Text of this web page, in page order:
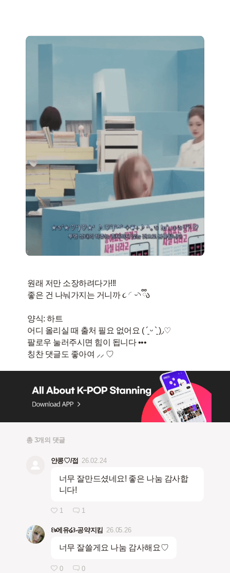
원래 저만 소장하려다가!!!
좋은 건 나눠가지는 거니까 ૮ ◜ᵕ◝ ྀིა
양식: 하트
어디 올리실 때 출처 필요 없어요 ( ´͈ ᵕ `͈ )◞♡
팔로우 눌러주시면 힘이 됩니다 •••
총 3개의 댓글
얀콩♡/접 26.02.24
너무 잘만드셨네요! 좋은 나눔 감사합
니다!
1 1
꒰ঌ에유໒꒱-공약지킴 26.05.26
너무 잘쓸게요 나눔 감사해요♡
0 0